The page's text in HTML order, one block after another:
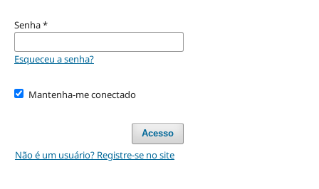
Senha*
Esqueceu a senha?
Mantenha-me conectado
Acesso
Não é um usuário? Registre-se no site